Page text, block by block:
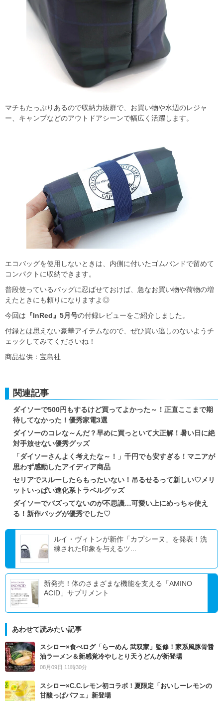
マチもたっぷりあるので収納力抜群で、お買い物や水辺のレジャ
ー、キャンプなどのアウトドアシーンで幅広く活躍します。
エコバッグを使用しないときは、内側に付いたゴムバンドで留めて
コンパクトに収納できます。
普段使っているバッグに忍ばせておけば、急なお買い物や荷物の増
えたときにも頼りになりますよ◎
今回は 『InRed』5月号の付録レビューをご紹介しました。
付録とは思えない豪華アイテムなので、ぜひ買い逃しのないようチ
ェックしてみてくださいね！
商品提供：宝島社
関連記事
ダイソーで500円もするけど買ってよかった～！正直ここまで期
待してなかった！優秀家電3選
ダイソーのコレな～んだ？早めに買っといて大正解！暑い日に絶
対手放せない優秀グッズ
「ダイソーさんよく考えたな～！」千円でも安すぎる！マニアが
思わず感動したアイディア商品
セリアでスルーしたらもったいない！吊るせるって新しい♡メリ
ットいっぱい進化系トラベルグッズ
ダイソーでバズってないのが不思議…可愛い上にめっちゃ使え
る！新作バッグが優秀でした♡
ルイ・ヴィトンが新作「カプシーヌ」を発表！洗
練された印象を与えるツ...
新発売！体のさまざまな機能を支える「AMINO
ACID」サプリメント
あわせて読みたい記事
スシロー×食べログ「らーめん 武双家」監修！家系風豚骨醤
油ラーメン＆新感覚冷やしとり天うどんが新登場
08月09日 11時30分
スシロー×C.C.レモン初コラボ！夏限定「おいしーレモンの
甘酸っぱパフェ」新登場